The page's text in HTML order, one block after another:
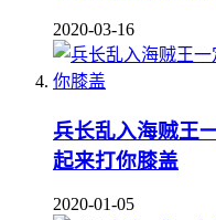
2020-03-16
兵长乱入海贼王
起来打你膝盖
2020-01-05